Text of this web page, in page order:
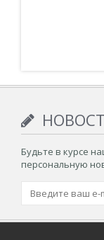
Будьте в курсе
персональную